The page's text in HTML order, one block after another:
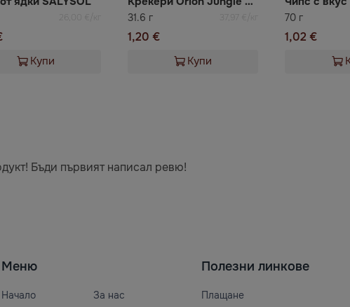
26,00 €/кг
Купи
31.6 г 37,97 €/кг
1,20 €
Купи
70 г
1,02 €
Бъди първият написал ревю!
Меню
Начало За нас
Полезни линкове
Плащане